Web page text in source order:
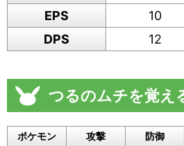
EPS
10
DPS
12
つるのムチを覚え
ポケモン 攻撃 防御